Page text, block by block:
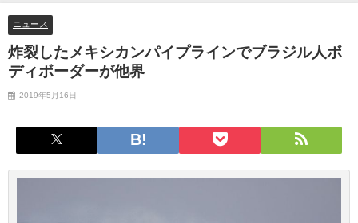
ニュース
炸裂したメキシカンパイプラインでブラジル人ボ
ディボーダーが他界
2019年5月16日